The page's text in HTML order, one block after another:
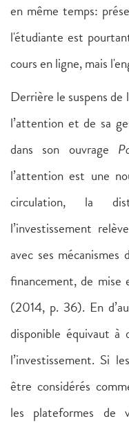
en même temps:
l'étudiante est
cours en ligne, mais
Derrière le suspens de
l’attention et de sa
dans son ouvrage
l’attention est une
circulation, la
l’investissement
avec ses mécanismes
financement, de mise
(2014, p. 36). En
disponible équivaut
l’investissement. Si
être considérés
les plateformes de